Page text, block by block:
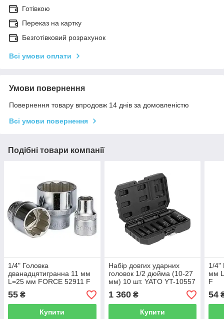
Готівкою
Переказ на картку
Безготівковий розрахунок
Всі умови оплати
Умови повернення
Повернення товару впродовж 14 днів за домовленістю
Всі умови повернення
Подібні товари компанії
1/4" Головка
дванадцятигранна 11 мм
L=25 мм FORCE 52911 F
55 ₴
Купити
Набір довгих ударних
головок 1/2 дюйма (10-27
мм) 10 шт. YATO YT-10557
1 360₴
Купити
1/4"
мм
F
54